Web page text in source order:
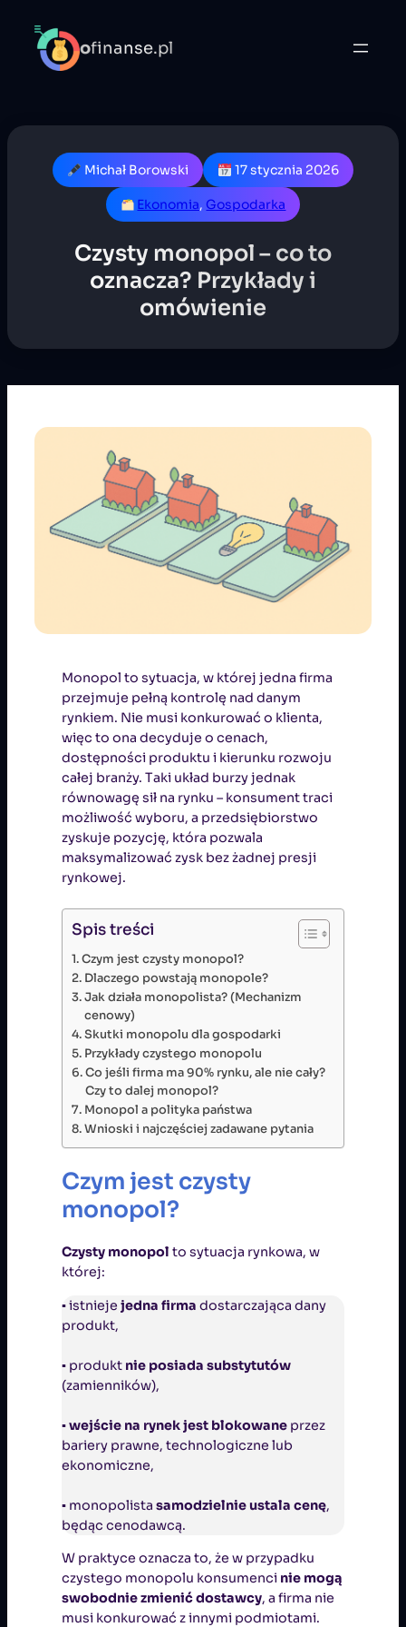
ofinanse.pl
Michał Borowski 17 stycznia 2026
Ekonomia, Gospodarka
Czysty monopol – co to
oznacza? Przykłady i
omówienie
Monopol to sytuacja, w której jedna firma
przejmuje pełną kontrolę nad danym
rynkiem. Nie musi konkurować o klienta,
więc to ona decyduje o cenach,
dostępności produktu i kierunku rozwoju
całej branży. Taki układ burzy jednak
równowagę sił na rynku – konsument traci
możliwość wyboru, a przedsiębiorstwo
zyskuje pozycję, która pozwala
maksymalizować zysk bez żadnej presji
rynkowej.
Spis treści
Czym jest czysty monopol?
Dlaczego powstają monopole?
Jak działa monopolista? (Mechanizm
cenowy)
Skutki monopolu dla gospodarki
Przykłady czystego monopolu
Co jeśli firma ma 90% rynku, ale nie cały?
Czy to dalej monopol?
Monopol a polityka państwa
Wnioski i najczęściej zadawane pytania
Czym jest czysty
monopol?
Czysty monopol to sytuacja rynkowa, w
której:
▪ istnieje jedna firma dostarczająca dany
produkt,
▪ produkt nie posiada substytutów
(zamienników),
▪wejście na rynek jest blokowane przez
bariery prawne, technologiczne lub
ekonomiczne,
▪ monopolista samodzielnie ustala cenę,
będąc cenodawcą.
W praktyce oznacza to, że w przypadku
czystego monopolu konsumenci nie mogą
swobodnie zmienić dostawcy, a firma nie
musi konkurować z innymi podmiotami.